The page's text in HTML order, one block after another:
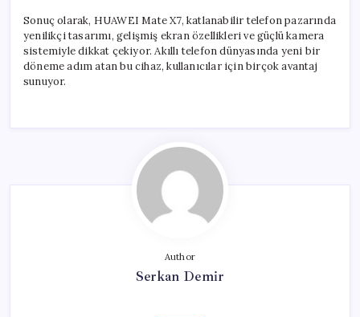
Sonuç olarak, HUAWEI Mate X7, katlanabilir telefon pazarında
yenilikçi tasarımı, gelişmiş ekran özellikleri ve güçlü kamera
sistemiyle dikkat çekiyor. Akıllı telefon dünyasında yeni bir
döneme adım atan bu cihaz, kullanıcılar için birçok avantaj
sunuyor.
Author
Serkan Demir